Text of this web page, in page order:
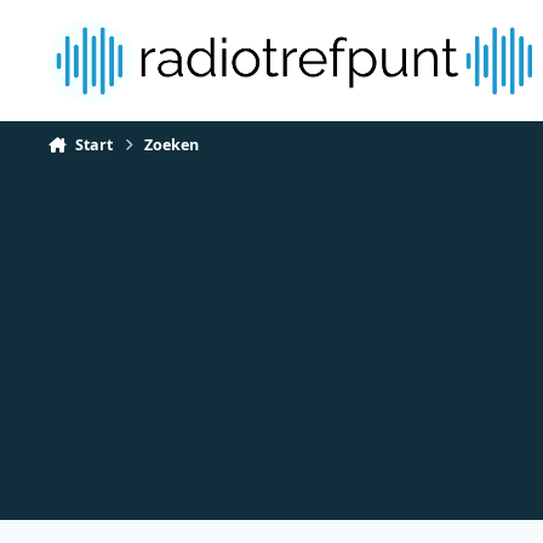
Start Zoeken